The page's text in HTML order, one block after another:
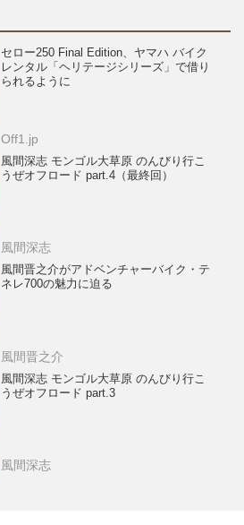
セロー250 Final Edition、ヤマハ バイク
レンタル「ヘリテージシリーズ」で借り
られるように
Off1.jp
風間深志 モンゴル大草原 のんびり行こ
うぜオフロード part.4（最終回）
風間深志
風間晋之介がアドベンチャーバイク・テ
ネレ700の魅力に迫る
風間晋之介
風間深志 モンゴル大草原 のんびり行こ
うぜオフロード part.3
風間深志